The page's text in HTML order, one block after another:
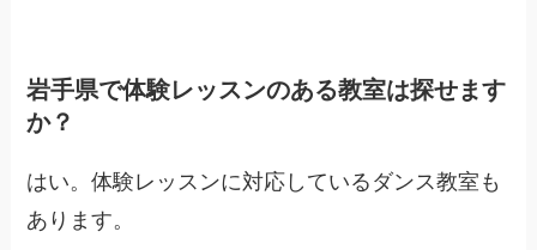
岩手県で体験レッスンのある教室は探せます
か？
はい。体験レッスンに対応しているダンス教室も
あります。